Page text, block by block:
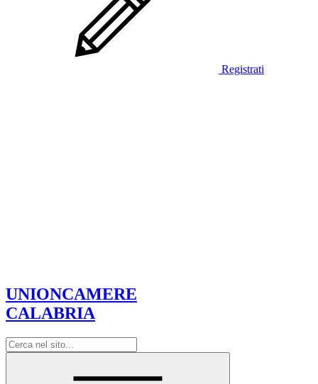
Registrati
UNIONCAMERE
CALABRIA